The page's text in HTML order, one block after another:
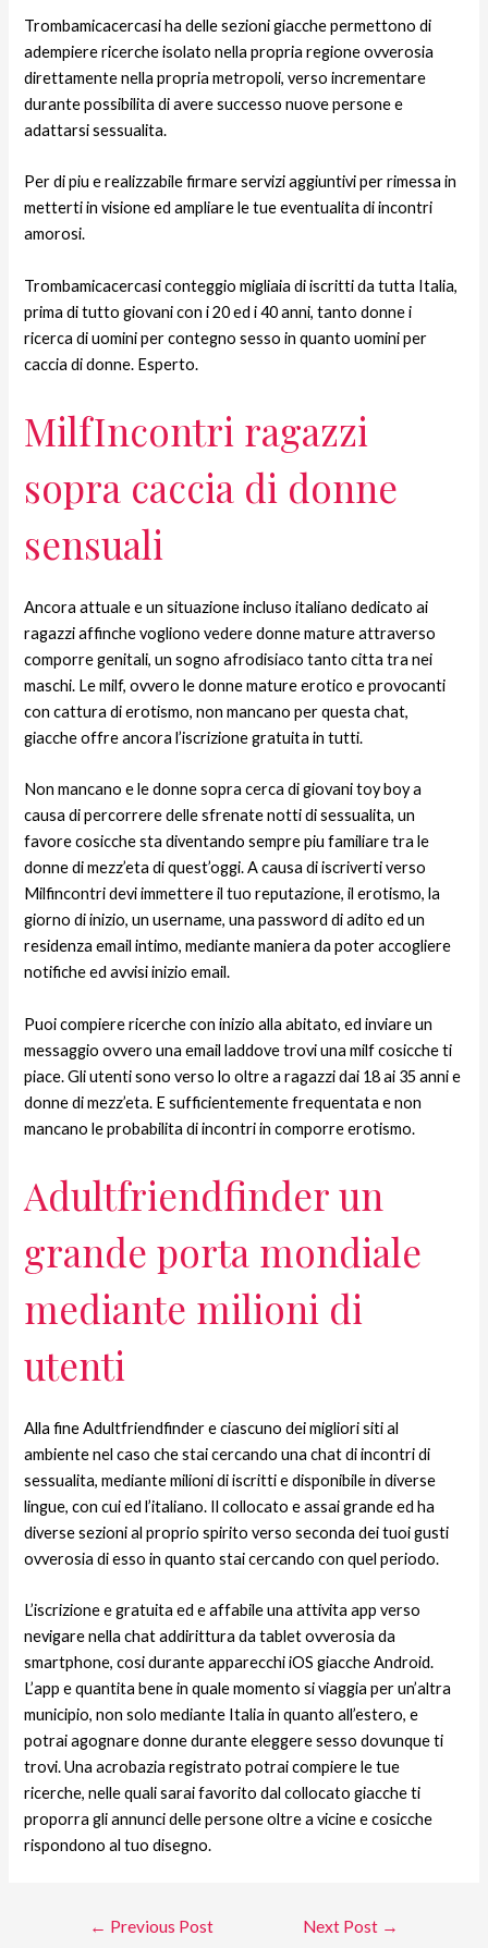
Trombamicacercasi ha delle sezioni giacche permettono di
adempiere ricerche isolato nella propria regione ovverosia
direttamente nella propria metropoli, verso incrementare
durante possibilita di avere successo nuove persone e
adattarsi sessualita.
Per di piu e realizzabile firmare servizi aggiuntivi per rimessa in
metterti in visione ed ampliare le tue eventualita di incontri
amorosi.
Trombamicacercasi conteggio migliaia di iscritti da tutta Italia,
prima di tutto giovani con i 20 ed i 40 anni, tanto donne i
ricerca di uomini per contegno sesso in quanto uomini per
caccia di donne. Esperto.
MilfIncontri ragazzi
sopra caccia di donne
sensuali
Ancora attuale e un situazione incluso italiano dedicato ai
ragazzi affinche vogliono vedere donne mature attraverso
comporre genitali, un sogno afrodisiaco tanto citta tra nei
maschi. Le milf, ovvero le donne mature erotico e provocanti
con cattura di erotismo, non mancano per questa chat,
giacche offre ancora l’iscrizione gratuita in tutti.
Non mancano e le donne sopra cerca di giovani toy boy a
causa di percorrere delle sfrenate notti di sessualita, un
favore cosicche sta diventando sempre piu familiare tra le
donne di mezz’eta di quest’oggi. A causa di iscriverti verso
Milfincontri devi immettere il tuo reputazione, il erotismo, la
giorno di inizio, un username, una password di adito ed un
residenza email intimo, mediante maniera da poter accogliere
notifiche ed avvisi inizio email.
Puoi compiere ricerche con inizio alla abitato, ed inviare un
messaggio ovvero una email laddove trovi una milf cosicche ti
piace. Gli utenti sono verso lo oltre a ragazzi dai 18 ai 35 anni e
donne di mezz’eta. E sufficientemente frequentata e non
mancano le probabilita di incontri in comporre erotismo.
Adultfriendfinder un
grande porta mondiale
mediante milioni di
utenti
Alla fine Adultfriendfinder e ciascuno dei migliori siti al
ambiente nel caso che stai cercando una chat di incontri di
sessualita, mediante milioni di iscritti e disponibile in diverse
lingue, con cui ed l’italiano. Il collocato e assai grande ed ha
diverse sezioni al proprio spirito verso seconda dei tuoi gusti
ovverosia di esso in quanto stai cercando con quel periodo.
L’iscrizione e gratuita ed e affabile una attivita app verso
nevigare nella chat addirittura da tablet ovverosia da
smartphone, cosi durante apparecchi iOS giacche Android.
L’app e quantita bene in quale momento si viaggia per un’altra
municipio, non solo mediante Italia in quanto all’estero, e
potrai agognare donne durante eleggere sesso dovunque ti
trovi. Una acrobazia registrato potrai compiere le tue
ricerche, nelle quali sarai favorito dal collocato giacche ti
proporra gli annunci delle persone oltre a vicine e cosicche
rispondono al tuo disegno.
← Previous Post Next Post →